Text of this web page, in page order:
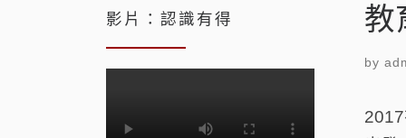
教
by
影片：認識有得